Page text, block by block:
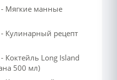
Мягкие манные
Кулинарный рецепт
Long Island
500 мл)